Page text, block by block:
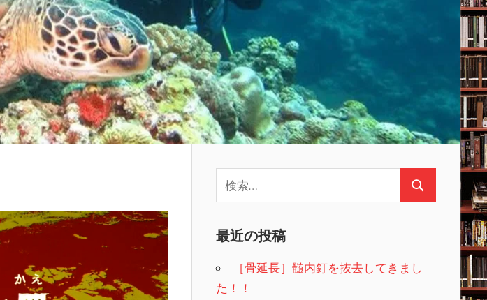
索:
検
最近の投稿
［骨延長］髄内釘を抜去してきまし
た！！